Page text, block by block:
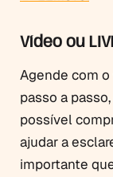
Vídeo ou
Agende com
passo a
possível
ajudar a
importante